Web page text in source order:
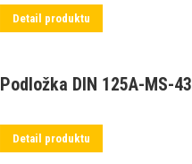
Detail produktu
Podložka DIN 125A-MS-43
Detail produktu